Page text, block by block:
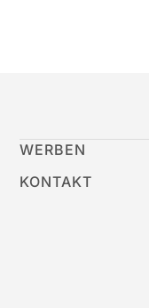
WERBEN
KONTAKT